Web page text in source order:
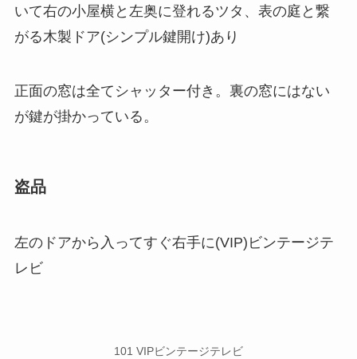
いて右の小屋横と左奥に登れるツタ、表の庭と繋
がる木製ドア(シンプル鍵開け)あり
正面の窓は全てシャッター付き。裏の窓にはない
が鍵が掛かっている。
盗品
左のドアから入ってすぐ右手に(VIP)ビンテージテ
レビ
101 VIPビンテージテレビ